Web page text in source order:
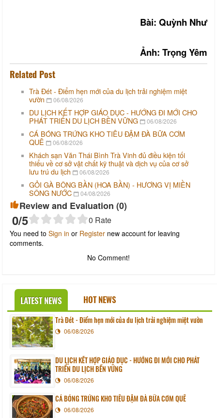
Bài: Quỳnh Như
Ảnh: Trọng Yêm
Related Post
Trà Đét - Điểm hẹn mới của du lịch trải nghiệm miệt
vườn
06/08/2026
DU LỊCH KẾT HỢP GIÁO DỤC - HƯỚNG ĐI MỚI CHO
PHÁT TRIỂN DU LỊCH BỀN VỮNG
06/08/2026
CÁ BÓNG TRỨNG KHO TIÊU ĐẬM ĐÀ BỮA CƠM
QUÊ
06/08/2026
Khách sạn Văn Thái Bình Trà Vinh đủ điều kiện tối
thiểu về cơ sở vật chất kỹ thuật và dịch vụ của cơ sở
lưu trú du lịch
06/08/2026
GỎI GÀ BÔNG BẦN (HOA BẦN) - HƯƠNG VỊ MIỀN
SÔNG NƯỚC
04/08/2026
Review and Evaluation (0)
0/5 0 Rate
You need to Sign in or Register new account for leaving
comments.
No Comment!
LATEST NEWS HOT NEWS
Trà Đét - Điểm hẹn mới của du lịch trải nghiệm miệt vườn
06/08/2026
DU LỊCH KẾT HỢP GIÁO DỤC - HƯỚNG ĐI MỚI CHO PHÁT
TRIỂN DU LỊCH BỀN VỮNG
06/08/2026
CÁ BÓNG TRỨNG KHO TIÊU ĐẬM ĐÀ BỮA CƠM QUÊ
06/08/2026